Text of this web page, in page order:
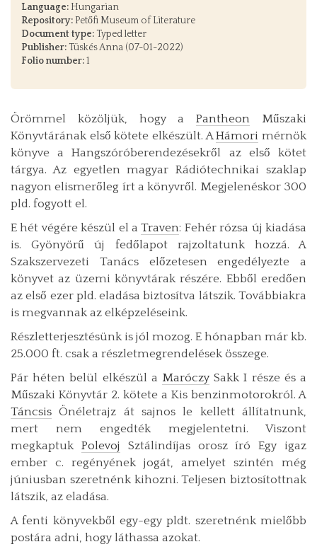
Language: Hungarian
Repository: Petőfi Museum of Literature
Document type: Typed letter
Publisher: Tüskés Anna (07-01-2022)
Folio number:1
Örömmel közöljük, hogy aPantheon Műszaki
Könyvtárának első kötete elkészült. AHámori mérnök
könyve a Hangszóróberendezésekről az első kötet
tárgya. Az egyetlen magyar Rádiótechnikai szaklap
nagyon elismerőleg írt a könyvről. Megjelenéskor 300
pld. fogyott el.
E hét végére készül el aTraven: Fehér rózsa új kiadása
is. Gyönyörű új fedőlapot rajzoltatunk hozzá. A
Szakszervezeti Tanács előzetesen engedélyezte a
könyvet az üzemi könyvtárak részére. Ebből eredően
az első ezer pld. eladása biztosítva látszik. Továbbiakra
is megvannak az elképzeléseink.
Részletterjesztésünk is jól mozog. E hónapban már kb.
25.000 ft. csak a részletmegrendelések összege.
Pár héten belül elkészül a Maróczy Sakk I része és a
Műszaki Könyvtár 2. kötete a Kis benzinmotorokról. A
Táncsis Önéletrajz át sajnos le kellett állítatnunk,
mert nem engedték megjelentetni. Viszont
megkaptuk Polevoj
Sztálindíjas orosz író Egy igaz
ember c. regényének jogát, amelyet szintén még
júniusban szeretnénk kihozni. Teljesen biztosítottnak
látszik, az eladása.
A fenti könyvekből egy-egy pldt. szeretnénk mielőbb
postára adni, hogy láthassa azokat.